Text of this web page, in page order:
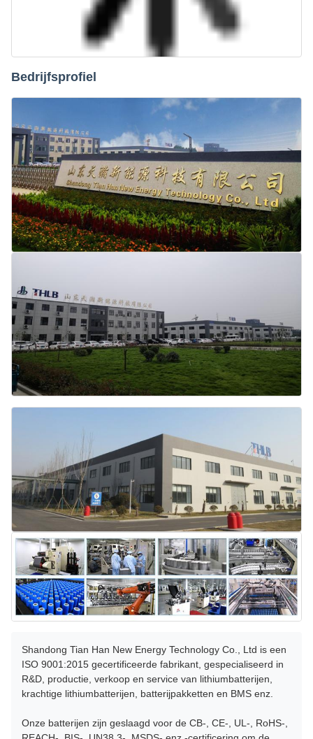
Bedrijfsprofiel
Shandong Tian Han New Energy Technology Co., Ltd is een
ISO 9001:2015 gecertificeerde fabrikant, gespecialiseerd in
R&D, productie, verkoop en service van lithiumbatterijen,
krachtige lithiumbatterijen, batterijpakketten en BMS enz.
Onze batterijen zijn geslaagd voor de CB-, CE-, UL-, RoHS-,